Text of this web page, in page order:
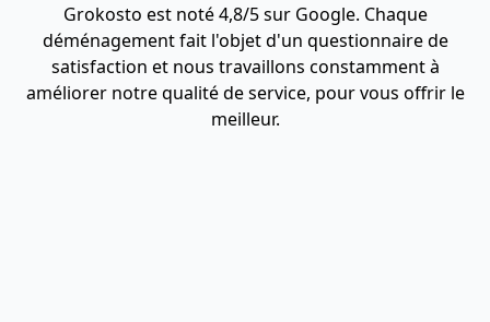
Grokosto est noté 4,8/5 sur Google. Chaque
déménagement fait l'objet d'un questionnaire de
satisfaction et nous travaillons constamment à
améliorer notre qualité de service, pour vous offrir le
meilleur.